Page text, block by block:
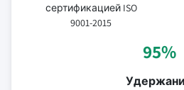
сертификацией ISO
9001-2015
95%